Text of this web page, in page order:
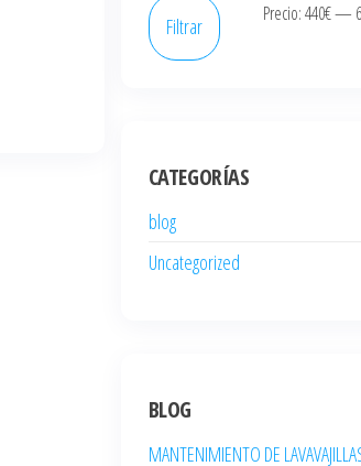
Filtrar Precio:440€—
CATEGORÍAS
blog
Uncategorized
BLOG
MANTENIMIENTO DE